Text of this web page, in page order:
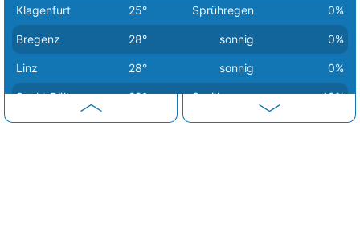
Klagenfurt 25° Sprühregen 0%
Bregenz 28° sonnig 0%
Linz 28° sonnig 0%
Sankt Pölten 29° Sprühregen 43%
Wien 30° heiter 18%